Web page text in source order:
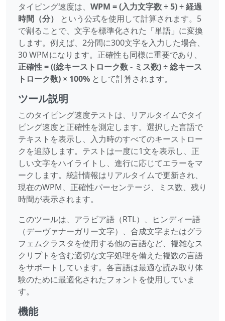
タイピング速度は、 WPM = (入力文字数 ÷ 5) ÷ 経過
時間（分）
という公式を使用して計算されます。5
で割ることで、文字を標準化された「単語」に変換
します。例えば、2分間に300文字を入力した場合、
30 WPMになります。正確性も同様に重要であり、
正確性 = ((総キーストローク数 - ミス数) ÷ 総キース
トローク数) × 100% として計算されます。
ツール説明
このタイピング速度テストは、リアルタイムでタイ
ピング速度と正確性を測定します。選択した言語で
テキストを表示し、入力時のすべてのキーストロー
クを追跡します。テストは一度に1文を表示し、正
しい文字をハイライトし、進行に応じてエラーをマ
ークします。統計情報はリアルタイムで更新され、
現在のWPM、正確性パーセンテージ、ミス数、残り
時間が表示されます。
このツールは、アラビア語（RTL）、ヒンディー語
（デーヴァナーガリー文字）、合成文字またはグラ
フェムクラスタを使用する他の言語など、複雑なス
クリプトを含む適切な文字処理を備えた複数の言語
をサポートしています。各言語は最適な読み取り体
験のために最適化されたフォントを使用していま
す。
機能